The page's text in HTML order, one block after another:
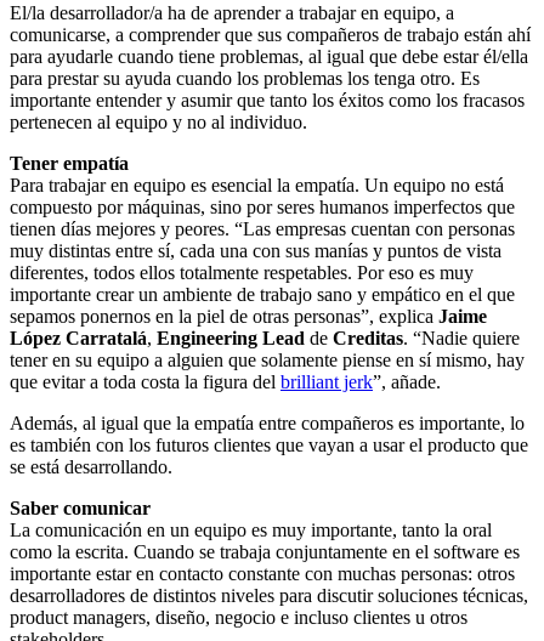
El/la desarrollador/a ha de aprender a trabajar en equipo, a
comunicarse, a comprender que sus compañeros de trabajo están ahí
para ayudarle cuando tiene problemas, al igual que debe estar él/ella
para prestar su ayuda cuando los problemas los tenga otro. Es
importante entender y asumir que tanto los éxitos como los fracasos
pertenecen al equipo y no al individuo.
Tener empatía
Para trabajar en equipo es esencial la empatía. Un equipo no está
compuesto por máquinas, sino por seres humanos imperfectos que
tienen días mejores y peores. “Las empresas cuentan con personas
muy distintas entre sí, cada una con sus manías y puntos de vista
diferentes, todos ellos totalmente respetables. Por eso es muy
importante crear un ambiente de trabajo sano y empático en el que
sepamos ponernos en la piel de otras personas”, explica Jaime
López Carratalá, Engineering Lead de Creditas. “Nadie quiere
tener en su equipo a alguien que solamente piense en sí mismo, hay
que evitar a toda costa la figura del brilliant jerk”, añade.
Además, al igual que la empatía entre compañeros es importante, lo
es también con los futuros clientes que vayan a usar el producto que
se está desarrollando.
Saber comunicar
La comunicación en un equipo es muy importante, tanto la oral
como la escrita. Cuando se trabaja conjuntamente en el software es
importante estar en contacto constante con muchas personas: otros
desarrolladores de distintos niveles para discutir soluciones técnicas,
product managers, diseño, negocio e incluso clientes u otros